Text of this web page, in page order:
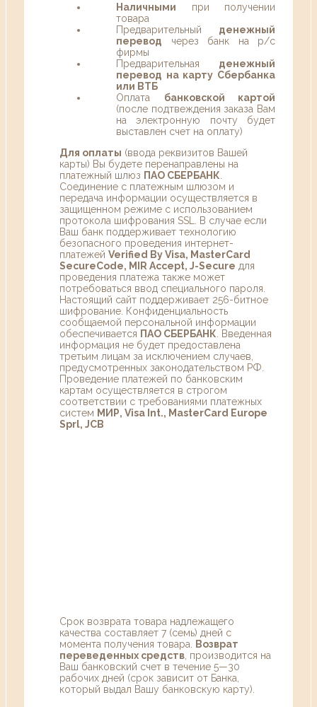
Наличными при получении
товара
Предварительный денежный
перевод через банк на р/с
фирмы
Предварительная денежный
перевод на карту Сбербанка
или ВТБ
Оплата банковской картой
(после подтвеждения заказа Вам
на электронную почту будет
выставлен счет на оплату)
Для оплаты (ввода реквизитов Вашей
карты) Вы будете перенаправлены на
платежный шлюз ПАО СБЕРБАНК
Соединение с платежным шлюзом и
передача информации осуществляется в
защищенном режиме с использованием
протокола шифрования SSL. В случае если
Ваш банк поддерживает технологию
безопасного проведения интернет-
платежей Verified By Visa, MasterCard
SecureCode, MIR Accept, J-Secure для
проведения платежа также может
потребоваться ввод специального пароля.
Настоящий сайт поддерживает 256-битное
шифрование. Конфиденциальность
сообщаемой персональной информации
обеспечивается ПАО СБЕРБАНК . Введенная
информация не будет предоставлена
третьим лицам за исключением случаев,
предусмотренных законодательством РФ.
Проведение платежей по банковским
картам осуществляется в строгом
соответствии с требованиями платежных
систем МИР, Visa Int., MasterCard Europe
Sprl, JCB
Срок возврата товара надлежащего
качества составляет 7 (семь) дней с
момента получения товара.
Возврат
переведенных средств , производится на
Ваш банковский счет в течение 5—30
рабочих дней (срок зависит от Банка,
который выдал Вашу банковскую карту).